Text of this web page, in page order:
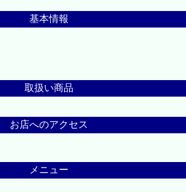
基本情報
取扱い商品
お店へのアクセス
メニュー